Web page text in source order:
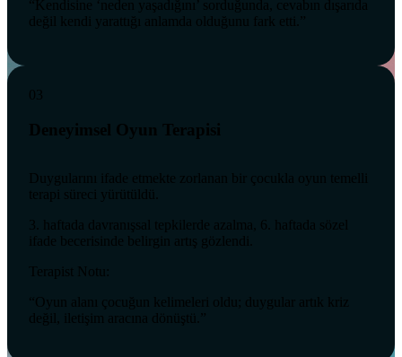
“Kendisine ‘neden yaşadığını’ sorduğunda, cevabın dışarıda
değil kendi yarattığı anlamda olduğunu fark etti.”
03
Deneyimsel Oyun Terapisi
Duygularını ifade etmekte zorlanan bir çocukla oyun temelli
terapi süreci yürütüldü.
3. haftada davranışsal tepkilerde azalma, 6. haftada sözel
ifade becerisinde belirgin artış gözlendi.
Terapist Notu:
“Oyun alanı çocuğun kelimeleri oldu; duygular artık kriz
değil, iletişim aracına dönüştü.”